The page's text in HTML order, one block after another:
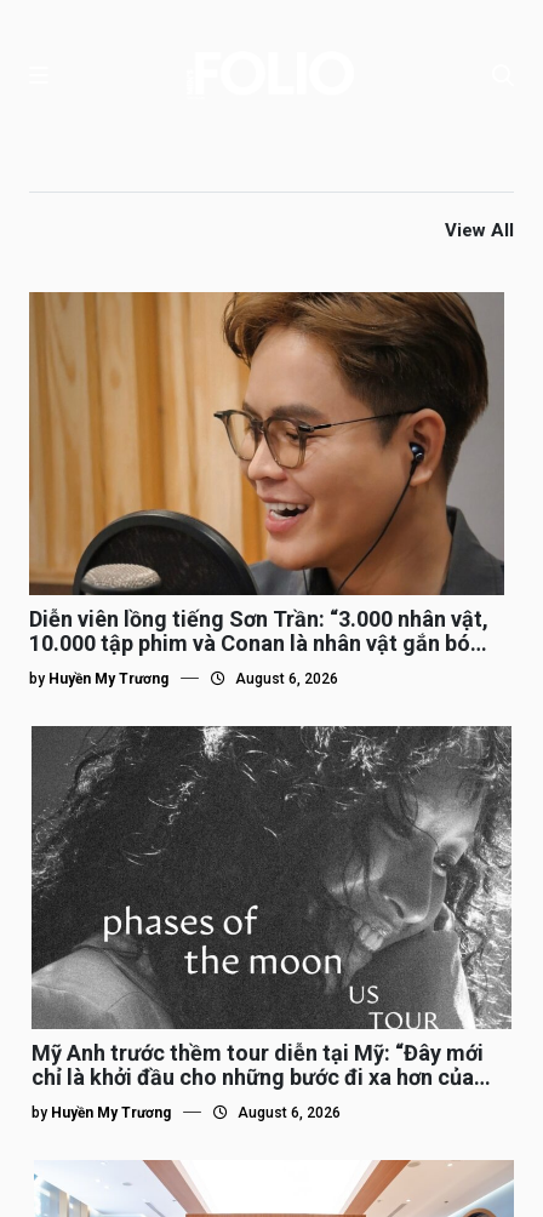
View All
Diễn viên lồng tiếng Sơn Trần: “3.000 nhân vật,
10.000 tập phim và Conan là nhân vật gắn bó
lâu nhất”
by Huyền My Trương August 6, 2026
Mỹ Anh trước thềm tour diễn tại Mỹ: “Đây mới
chỉ là khởi đầu cho những bước đi xa hơn của
tôi”
by Huyền My Trương August 6, 2026